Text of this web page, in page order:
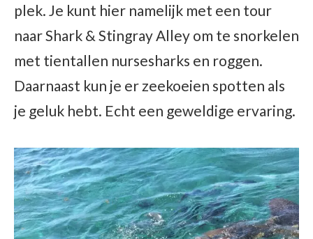
plek. Je kunt hier namelijk met een tour
naar Shark & Stingray Alley om te snorkelen
met tientallen nursesharks en roggen.
Daarnaast kun je er zeekoeien spotten als
je geluk hebt. Echt een geweldige ervaring.